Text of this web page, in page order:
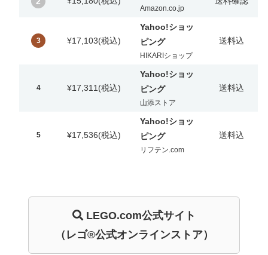
Amazon.co.jp
3 ¥17,103(税込)
Yahoo!ショッ
ピング
HIKARIショップ
送料込
4 ¥17,311(税込)
Yahoo!ショッ
ピング
山添ストア
送料込
5 ¥17,536(税込)
Yahoo!ショッ
ピング
リフテン.com
送料込
LEGO.com公式サイト
（レゴ®公式オンラインストア）